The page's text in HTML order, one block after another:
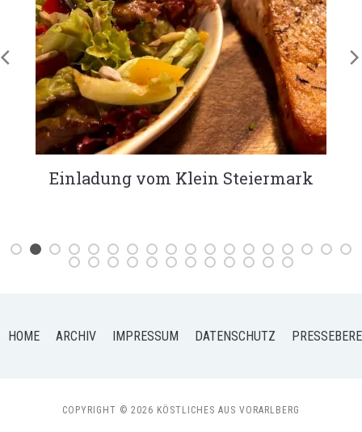
Einladung vom Klein Steiermark
HOME ARCHIV IMPRESSUM DATENSCHUTZ
COPYRIGHT © 2026 KÖSTLICHES AUS VORARLBERG